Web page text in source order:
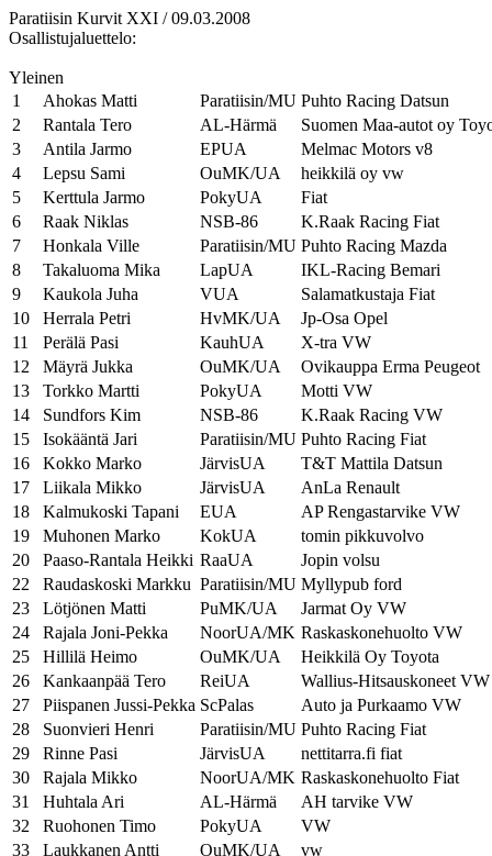
Paratiisin Kurvit XXI / 09.03.2008
Osallistujaluettelo:
Yleinen
1
Ahokas Matti Paratiisin/MU Puhto Racing Datsun
2
Rantala Tero AL-Härmä
Suomen Maa-autot oy
3
Antila Jarmo EPUA
Melmac Motors v8
4
Lepsu Sami OuMK/UA
heikkilä oy vw
5
Kerttula Jarmo PokyUA
Fiat
6
Raak Niklas NSB-86
K.Raak Racing Fiat
7
Honkala Ville Paratiisin/MU Puhto Racing Mazda
8
Takaluoma Mika LapUA
IKL-Racing Bemari
9
Kaukola Juha VUA
Salamatkustaja Fiat
10
Herrala Petri HvMK/UA
Jp-Osa Opel
11
Perälä Pasi KauhUA
X-tra VW
12
Mäyrä Jukka OuMK/UA
Ovikauppa Erma Peugeot
13
Torkko Martti PokyUA
Motti VW
14
Sundfors Kim NSB-86
K.Raak Racing VW
15
Isokääntä Jari Paratiisin/MU Puhto Racing Fiat
16
Kokko Marko JärvisUA
T&T Mattila Datsun
17
Liikala Mikko JärvisUA
AnLa Renault
18
Kalmukoski Tapani EUA
AP Rengastarvike VW
19
Muhonen Marko KokUA
tomin pikkuvolvo
20
Paaso-Rantala Heikki RaaUA
Jopin volsu
22
Raudaskoski Markku Paratiisin/MU Myllypub ford
23
Lötjönen Matti PuMK/UA
Jarmat Oy VW
24
Rajala Joni-Pekka NoorUA/MK Raskaskonehuolto VW
25
Hillilä Heimo OuMK/UA
Heikkilä Oy Toyota
26
Kankaanpää Tero ReiUA
Wallius-Hitsauskoneet VW
27
Piispanen Jussi-Pekka ScPalas
Auto ja Purkaamo VW
28
Suonvieri Henri Paratiisin/MU Puhto Racing Fiat
29
Rinne Pasi JärvisUA
nettitarra.fi fiat
30
Rajala Mikko NoorUA/MK Raskaskonehuolto Fiat
31
Huhtala Ari AL-Härmä
AH tarvike VW
32
Ruohonen Timo PokyUA
VW
33
Laukkanen Antti OuMK/UA
vw